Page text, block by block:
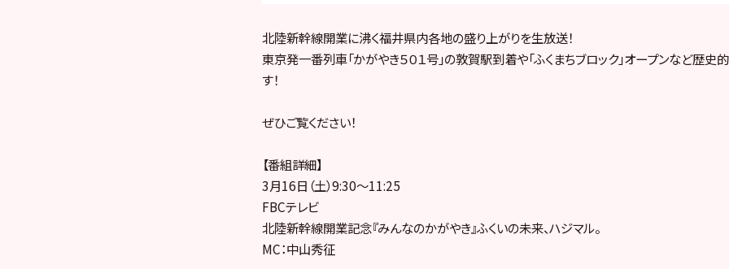
北陸新幹線開業に沸く福井県内各地の盛り上がりを生放送！
東京発一番列車「かがやき５０１号」の敦賀駅到着や「ふくまちブロック」オープンなど歴史
す！
ぜひご覧ください！
【番組詳細】
3月16日（土）9:30～11:25
FBCテレビ
北陸新幹線開業記念『みんなのかがやき』ふくいの未来、ハジマル。
MC：中山秀征